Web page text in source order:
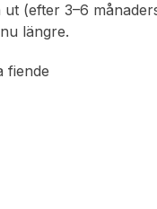
(efter 3–6
längre.
fiende